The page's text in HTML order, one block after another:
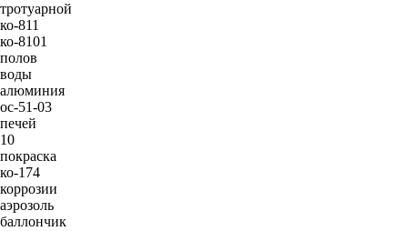
тротуарной
ко-811
ко-8101
полов
воды
алюминия
ос-51-03
печей
10
покраска
ко-174
коррозии
аэрозоль
баллончик